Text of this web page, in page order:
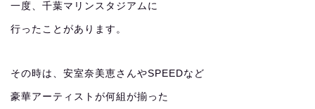
一度、千葉マリンスタジアムに
行ったことがあります。
その時は、安室奈美恵さんやSPEEDなど
豪華アーティストが何組が揃った